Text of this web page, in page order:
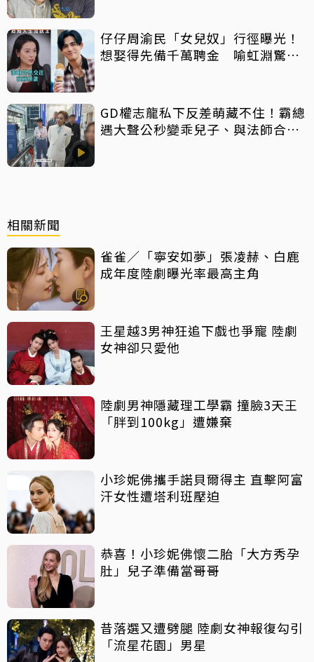
仔仔周渝民「女兒奴」行徑曝光！
想娶得先備千萬聘金 喻虹淵驚
GD權志龍私下反差萌藏不住！霸總
遇大聲公秒變乖兒子、與法師合照
相關新聞
雀雀／「寧安如夢」張凌赫、白鹿
成年度陸劇曝光率最高主角
王星越3男神狂追下戲也爭寵 陸劇
女神卻只愛他
陸劇男神隱藏理工學霸 撞臉3天王
「胖到100kg」遭嫌棄
小珍妮佛攜手諾貝爾得主 直擊阿富
汗女性遭塔利班壓迫
恭喜！小珍妮佛懷二胎「大方秀孕
肚」兒子準備當哥哥
昔落選又遭劈腿 陸劇女神報復勾引
「流星花園」男星